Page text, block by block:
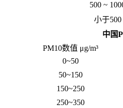
500 ~
小于500
中国
PM10数值 μg/m³
0~50
50~150
150~250
250~350